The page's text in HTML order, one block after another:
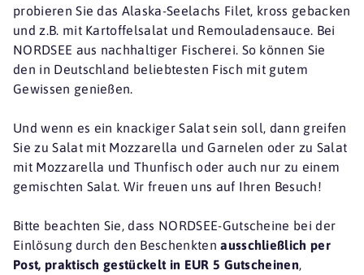
probieren Sie das Alaska-Seelachs Filet, kross gebacken
und z.B. mit Kartoffelsalat und Remouladensauce. Bei
NORDSEE aus nachhaltiger Fischerei. So können Sie
den in Deutschland beliebtesten Fisch mit gutem
Gewissen genießen.
Und wenn es ein knackiger Salat sein soll, dann greifen
Sie zu Salat mit Mozzarella und Garnelen oder zu Salat
mit Mozzarella und Thunfisch oder auch nur zu einem
gemischten Salat. Wir freuen uns auf Ihren Besuch!
Bitte beachten Sie, dass NORDSEE-Gutscheine bei der
Einlösung durch den Beschenktenausschließlich per
Post, praktisch gestückelt in EUR 5 Gutscheinen